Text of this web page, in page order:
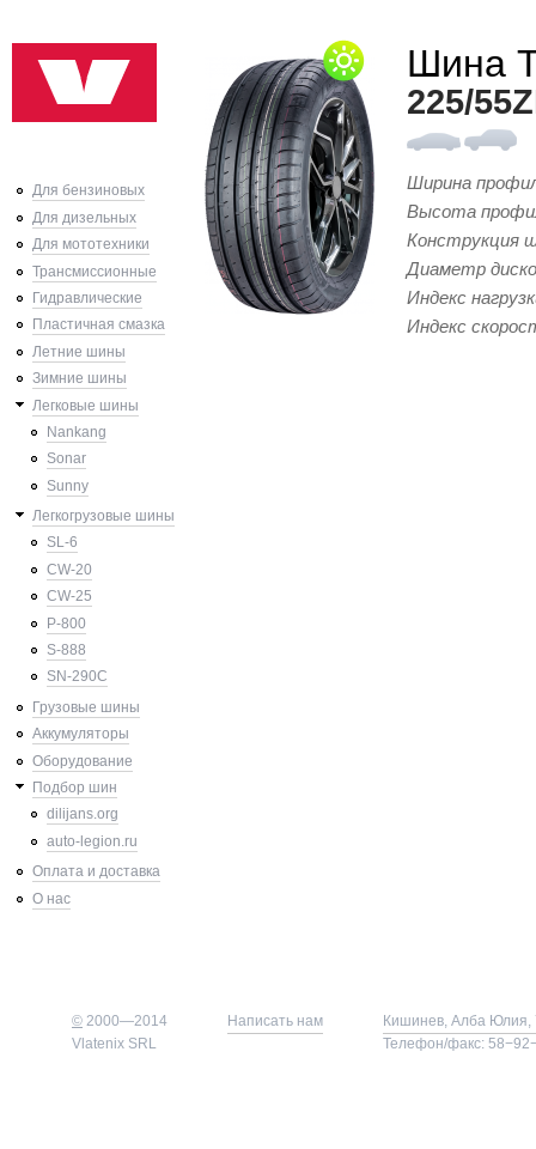
Для бензиновых
Для дизельных
Для мототехники
Трансмиссионные
Гидравлические
Пластичная смазка
Летние шины
Зимние шины
Легковые шины
Nankang
Sonar
Sunny
Легкогрузовые шины
SL-6
CW-20
CW-25
P-800
S-888
SN-290C
Грузовые шины
Аккумуляторы
Оборудование
Подбор шин
dilijans.org
auto-legion.ru
Оплата и доставка
О нас
Шина
225/
Ширина
Высота
Конструкция
Диаметр
Индекс
Индекс
© 2000—2014
Vlatenix SRL
Написать нам
Кишинев, Алба Юлия,
Телефон/факс: